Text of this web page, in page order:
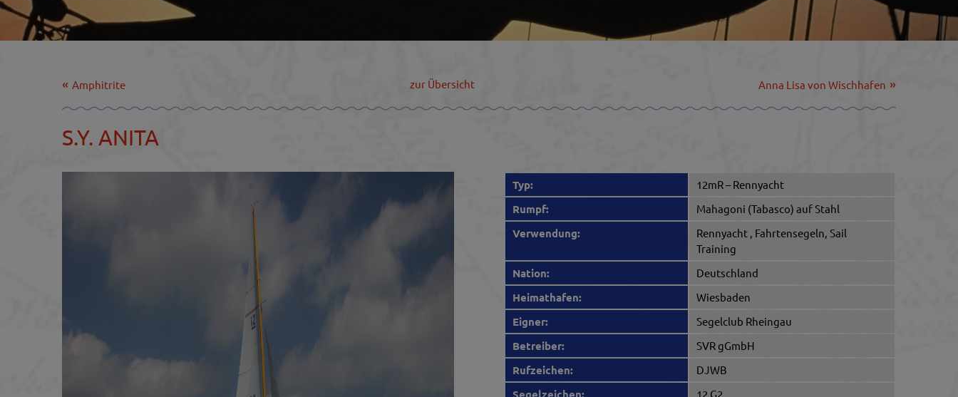
Amphitrite zur Übersicht Anna Lisa von Wischhafen
S.Y. ANITA
Typ: 12mR – Rennyacht
Rumpf: Mahagoni (Tabasco) auf Stahl
Verwendung:
Rennyacht , Fahrtensegeln, Sail
Training
Nation: Deutschland
Heimathafen: Wiesbaden
Eigner: Segelclub Rheingau
Betreiber: SVR gGmbH
Rufzeichen: DJWB
Segelzeichen: 12 G2